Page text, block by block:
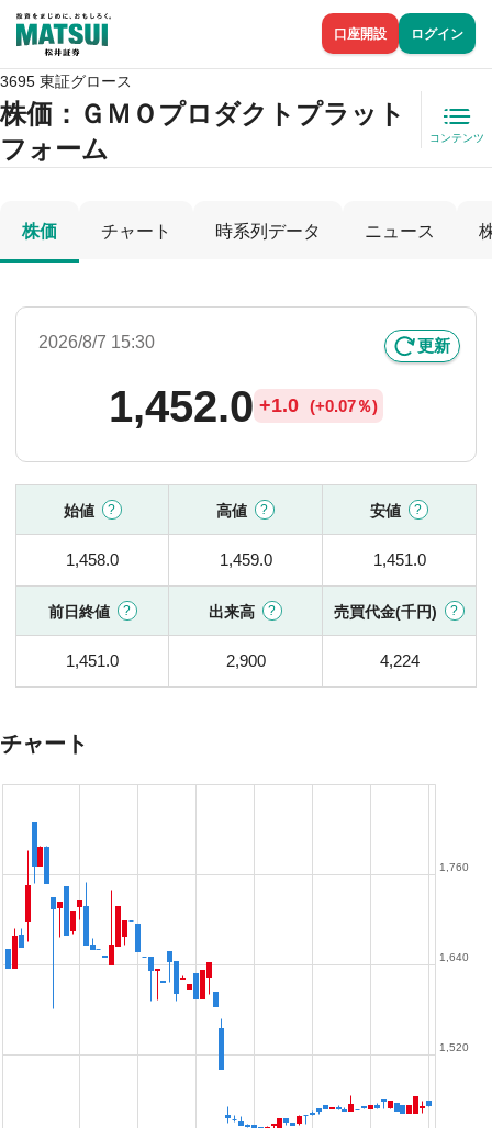
口座開設 ログイン
3695 東証グロース
株価 ：ＧＭＯプロダクトプラット
フォーム
コンテンツ
株価 チャート 時系列データ ニュース
2026/8/7 15:30 更新
1,452.0 +1.0 (+0.07％)
始値 高値 安値
1,458.0 1,459.0 1,451.0
前日終値 出来高 売買代金(千円)
1,451.0 2,900 4,224
チャート
1,520
1,640
1,760